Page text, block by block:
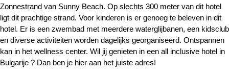
Zonnestrand van Sunny Beach. Op slechts 300 meter van dit hotel
ligt dit prachtige strand. Voor kinderen is er genoeg te beleven in dit
hotel. Er is een zwembad met meerdere waterglijbanen, een kidsclub
en diverse activiteiten worden dagelijks georganiseerd. Ontspannen
kan in het wellness center. Wil jij genieten in een all inclusive hotel in
Bulgarije ? Dan ben je hier aan het juiste adres!